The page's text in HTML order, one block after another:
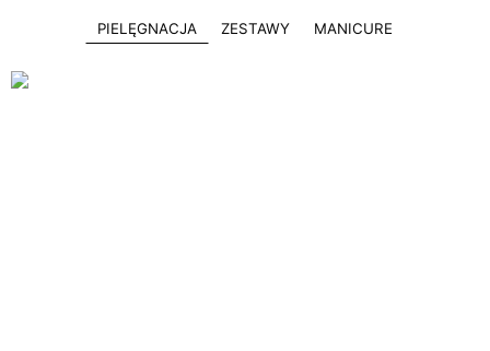
PIELĘGNACJA ZESTAWY MANICURE